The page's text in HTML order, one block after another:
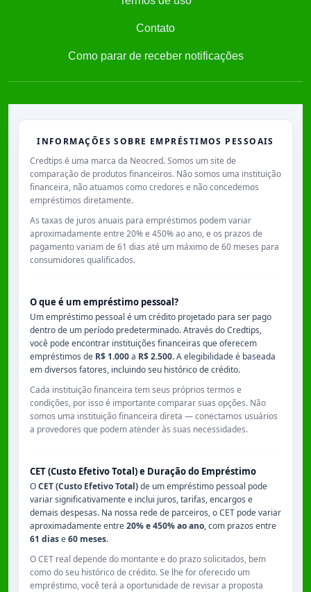
Contato
Como parar de receber notificações
INFORMAÇÕES SOBRE EMPRÉSTIMOS PESSOAIS
Credtips é uma marca da Neocred. Somos um site de
comparação de produtos financeiros. Não somos uma instituição
financeira, não atuamos como credores e não concedemos
empréstimos diretamente.
As taxas de juros anuais para empréstimos podem variar
aproximadamente entre 20% e 450% ao ano, e os prazos de
pagamento variam de 61 dias até um máximo de 60 meses para
consumidores qualificados.
O que é um empréstimo pessoal?
Um empréstimo pessoal é um crédito projetado para ser pago
dentro de um período predeterminado. Através do Credtips,
você pode encontrar instituições financeiras que oferecem
empréstimos de R$ 1.000a R$ 2.500. A elegibilidade é baseada
em diversos fatores, incluindo seu histórico de crédito.
Cada instituição financeira tem seus próprios termos e
condições, por isso é importante comparar suas opções. Não
somos uma instituição financeira direta — conectamos usuários
a provedores que podem atender às suas necessidades.
CET (Custo Efetivo Total) e Duração do Empréstimo
OCET (Custo Efetivo Total)de um empréstimo pessoal pode
variar significativamente e inclui juros, tarifas, encargos e
demais despesas. Na nossa rede de parceiros, o CET pode variar
aproximadamente entre20% e 450% ao ano, com prazos entre
61 diase60 meses.
O CET real depende do montante e do prazo solicitados, bem
como do seu histórico de crédito. Se lhe for oferecido um
empréstimo, você terá a oportunidade de revisar a proposta